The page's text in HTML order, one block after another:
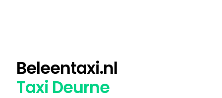
Beleentaxi.nl
Taxi Deurne